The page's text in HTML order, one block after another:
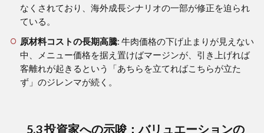
なくされており、海外成長シナリオの一部が修正を迫られ
ている。
原材料コストの長期高騰: 牛肉価格の下げ止まりが見えない
中、メニュー価格を据え置けばマージンが、引き上げれば
客離れが起きるという「あちらを立てればこちらが立た
ず」のジレンマが続く。
5.3 投資家への示唆：バリュエーションの